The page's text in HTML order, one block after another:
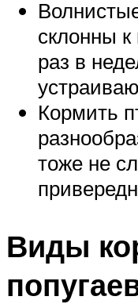
склонны
раз в
Кормить
тоже не
Виды